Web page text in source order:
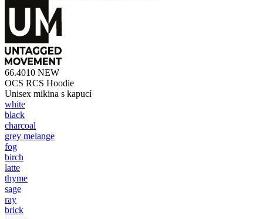
66.4010 NEW
OCS RCS Hoodie
Unisex mikina s kapucí
white
black
charcoal
grey melange
fog
birch
latte
thyme
sage
ray
brick